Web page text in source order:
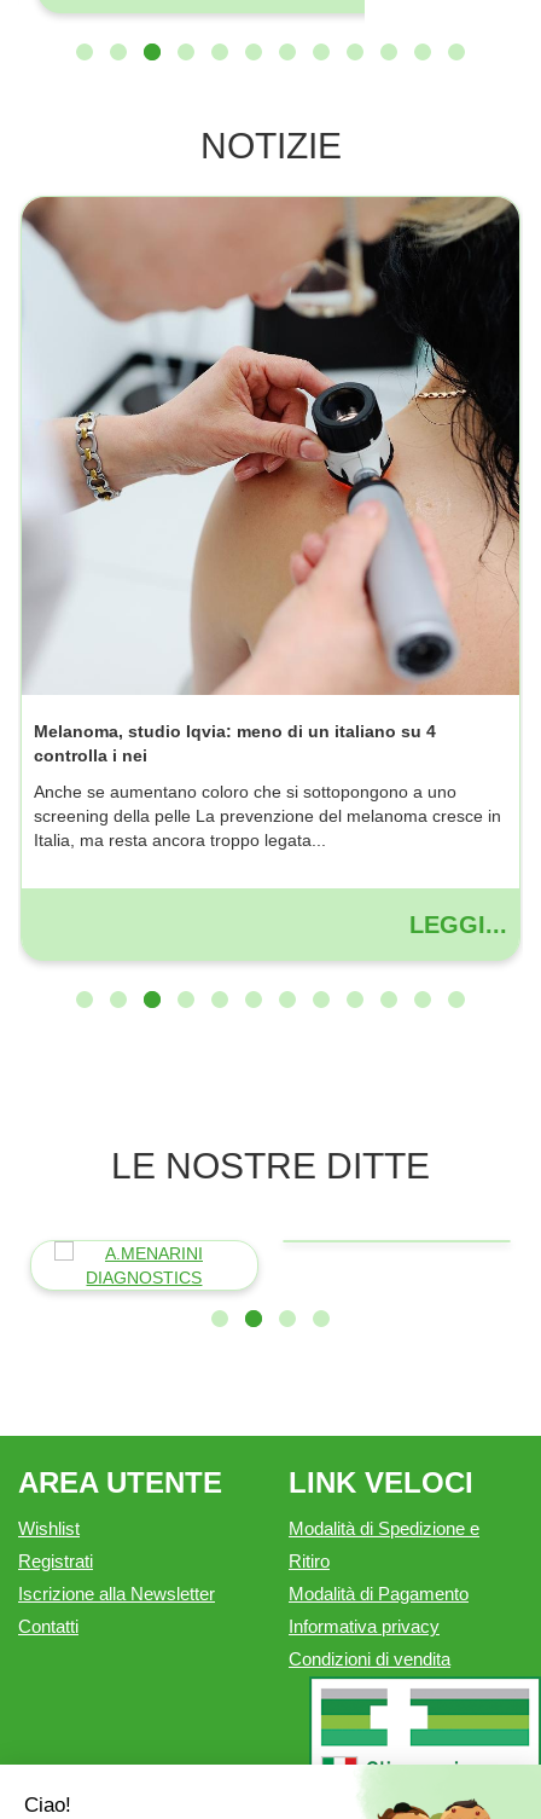
NOTIZIE
Melanoma, studio Iqvia: meno di un italiano su 4
controlla i nei
Anche se aumentano coloro che si sottopongono a uno
screening della pelle La prevenzione del melanoma cresce in
Italia, ma resta ancora troppo legata...
LE NOSTRE DITTE
AREA UTENTE
Wishlist
Registrati
Iscrizione alla Newsletter
Contatti
LINK VELOCI
Modalità di Spedizione e
Ritiro
Modalità di Pagamento
Informativa privacy
Condizioni di vendita